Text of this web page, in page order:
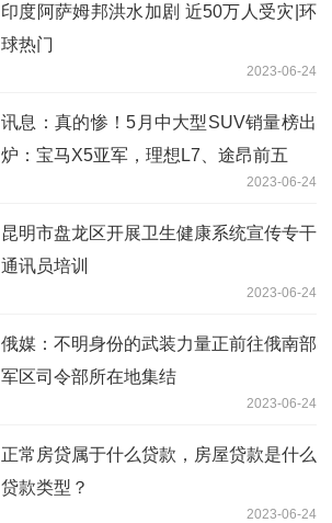
印度阿萨姆邦洪水加剧 近50万人受灾|环
球热门
2023-06-24
讯息：真的惨！5月中大型SUV销量榜出
炉：宝马X5亚军，理想L7、途昂前五
2023-06-24
昆明市盘龙区开展卫生健康系统宣传专干
通讯员培训
2023-06-24
俄媒：不明身份的武装力量正前往俄南部
军区司令部所在地集结
2023-06-24
正常房贷属于什么贷款，房屋贷款是什么
贷款类型？
2023-06-24